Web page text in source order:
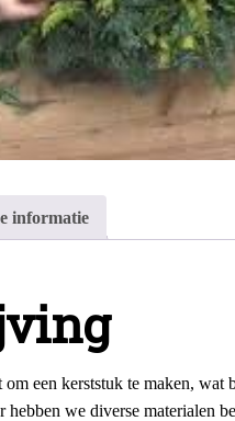
informatie
een kerststuk te maken,
we diverse materialen